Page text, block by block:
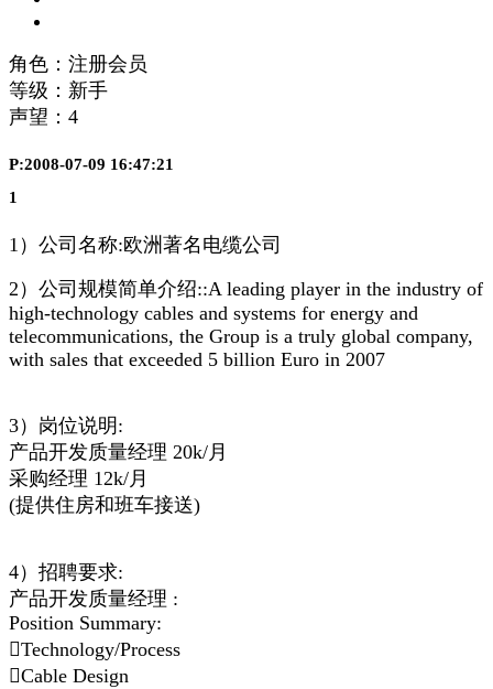
角色：注册会员
等级：新手
声望： 4
P:2008-07-09 16:47:21
1
1）公司名称:欧洲著名电缆公司
2）公司规模简单介绍::A leading player in the industry of
high-technology cables and systems for energy and
telecommunications, the Group is a truly global company,
with sales that exceeded 5 billion Euro in 2007
3）岗位说明:
产品开发质量经理 20k/月
采购经理 12k/月
(提供住房和班车接送)
4）招聘要求:
产品开发质量经理 :
Position Summary:
Technology/Process
Cable Design